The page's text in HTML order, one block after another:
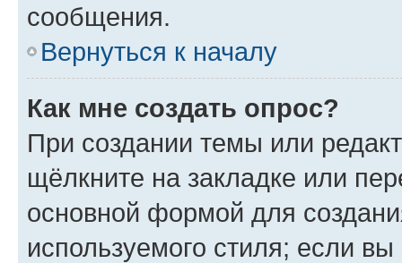
сообщения.
Вернуться к началу
Как мне создать опрос?
При создании темы или
щёлкните на закладке или
основной формой для
используемого стиля; если